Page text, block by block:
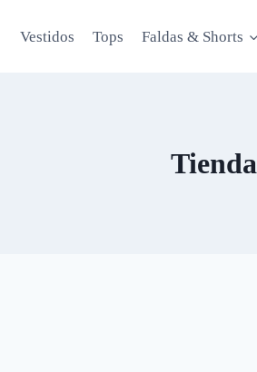
Vestidos Tops Faldas & Shorts
Tienda